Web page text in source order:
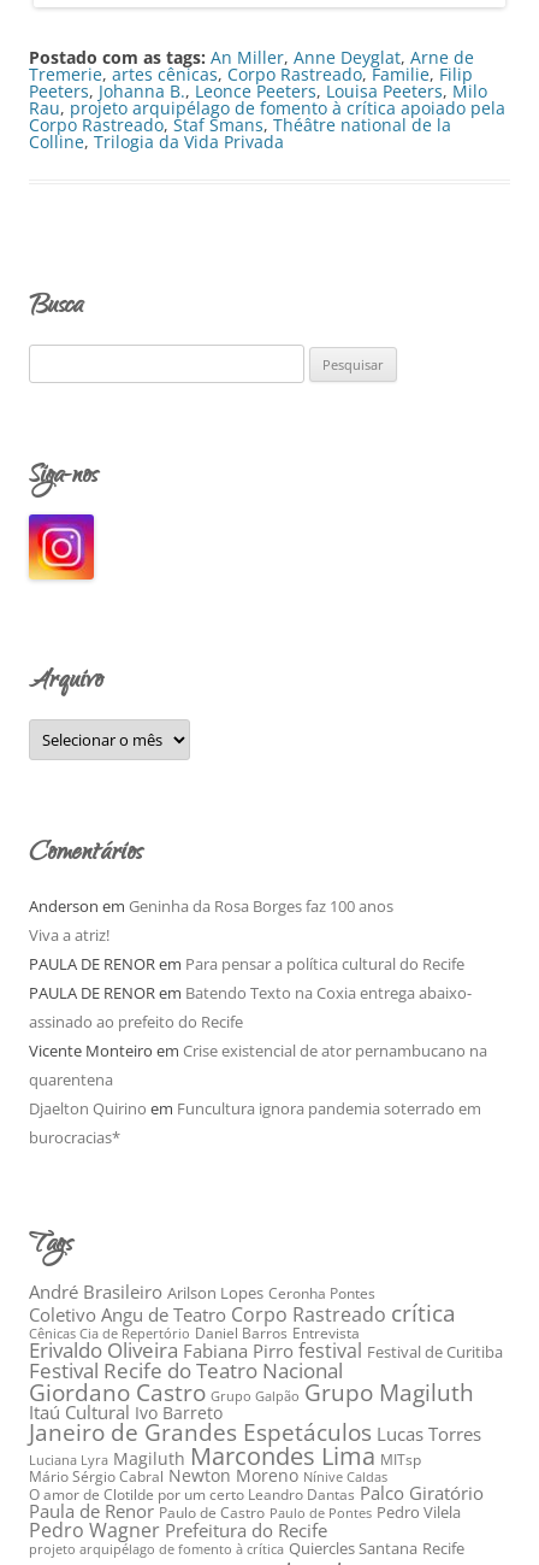
Postado com as tags: An Miller, Anne Deyglat, Arne de
Tremerie, artes cênicas, Corpo Rastreado,Familie, Filip
Peeters, Johanna B., Leonce Peeters, Louisa Peeters, Milo
Rau, projeto arquipélago de fomento à crítica apoiado pela
Corpo Rastreado, Staf Smans, Théâtre national de la
Colline, Trilogia da Vida Privada
Busca
e
u
s
a
r
Siga-nos
Arquivo
A
q
Comentários
Anderson em Geninha da Rosa Borges faz 100 anos
Viva a atriz!
PAULA DE RENORem Para pensar a política cultural do Recife
PAULA DE RENORem Batendo Texto na Coxia entrega abaixo-
assinado ao prefeito do Recife
Vicente Monteiro em Crise existencial de ator pernambucano na
quarentena
Djaelton Quirino em Funcultura ignora pandemia soterrado em
burocracias*
Tags
André Brasileiro Arilson Lopes Ceronha Pontes
Coletivo Angu de Teatro Corpo Rastreado crítica
Cênicas Cia de Repertório Daniel Barros Entrevista
Erivaldo Oliveira Fabiana Pirro festival Festival de Curitiba
Festival Recife do Teatro Nacional
Giordano Castro Grupo Galpão Grupo Magiluth
Itaú Cultural Ivo Barreto
Janeiro de Grandes Espetáculos Lucas Torres
Luciana Lyra Magiluth Marcondes Lima MITsp
Mário Sérgio Cabral Newton Moreno Nínive Caldas
O amor de Clotilde por um certo Leandro Dantas Palco Giratório
Paula de Renor Paulo de Castro Paulo de Pontes Pedro Vilela
Pedro Wagner Prefeitura do Recife
projeto arquipélago de fomento à crítica Quiercles Santana Recife